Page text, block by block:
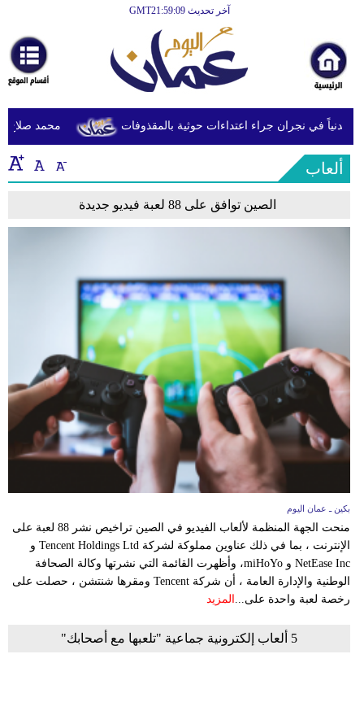
آخر تحديث GMT21:59:09
أخبارعاجلة
رياضة
ثقافة
إقتصاد
وسفر
ديكور
أخبار
مرأة
علوم
محمد صلاح
ألعاب
الصين توافق على 88 لعبة فيديو جديدة
بكين ـ عمان اليوم
منحت الجهة المنظمة لألعاب الفيديو في الصين تراخيص نشر 88 لعبة على
الإنترنت ، بما في ذلك عناوين مملوكة لشركة Tencent Holdings Ltd و
NetEase Inc و miHoYo، وأظهرت القائمة التي نشرتها وكالة الصحافة
الوطنية والإدارة العامة ، أن شركة Tencent ومقرها شنتشن ، حصلت على
رخصة لعبة واحدة على... المزيد
5 ألعاب إلكترونية جماعية "تلعبها مع أصحابك"